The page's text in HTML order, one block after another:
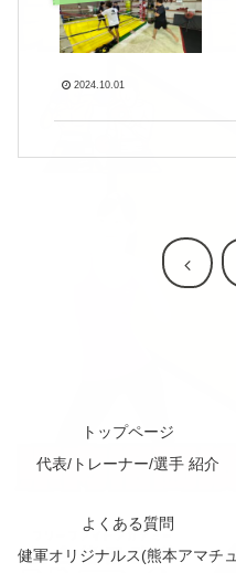
2024.10.01
前
トップページ
代表/トレーナー/選手 紹介
よくある質問
健軍オリジナルス(熊本アマチュ